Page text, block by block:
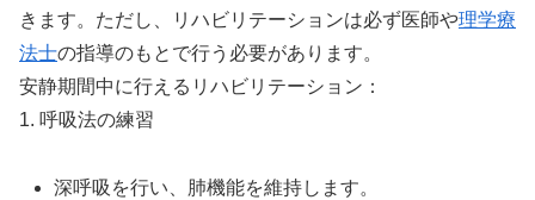
きます。ただし、リハビリテーションは必ず医師や理学療
法士の指導のもとで行う必要があります。
安静期間中に行えるリハビリテーション：
1. 呼吸法の練習
深呼吸を行い、肺機能を維持します。